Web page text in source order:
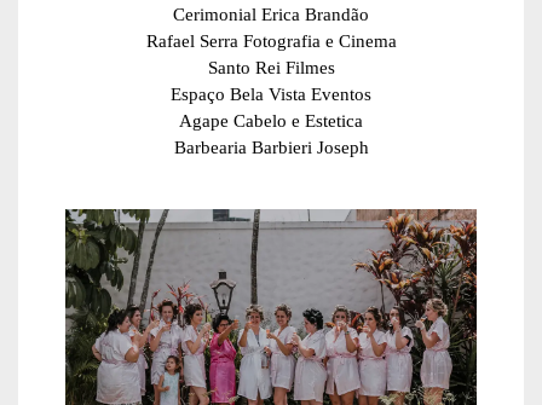
Cerimonial Erica Brandão
Rafael Serra Fotografia e Cinema
Santo Rei Filmes
Espaço Bela Vista Eventos
Agape Cabelo e Estetica
Barbearia Barbieri Joseph